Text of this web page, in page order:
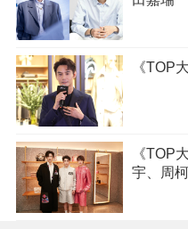
《TOP
《TOP
宇、周